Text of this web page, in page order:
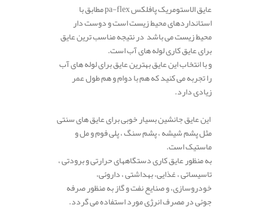
عایق الاستومریک پافلکس pa-flex مطابق با
استانداردهای محیط زیست است و دوست دار
محیط زیست می باشد در نتیجه مناسب ترین عایق
برای عایق کاری لوله های آب است.
و با انتخاب این عایق بهترین عایق برای لوله های آب
را تجربه می کنید که هم با دوام و هم طول عمر
زیادی دارد.
این عایق جانشین بسیار خوبی برای عایق های سنتی
مثل پشم شیشه ، پشم سنگ ، پلی فوم و مل و
ماستیک است.
به منظور عایق کاری دستگاههای حرارتی و برودتی ،
تاسیساتی ، غذایی، بهداشتی ، داروئی،
خودروسازی، و صنایع نفت و گاز به منظور صرفه
جوئی در مصرف انرژی مورد استفاده می گردد.